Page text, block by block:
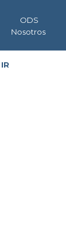
ODS
Nosotros
IR